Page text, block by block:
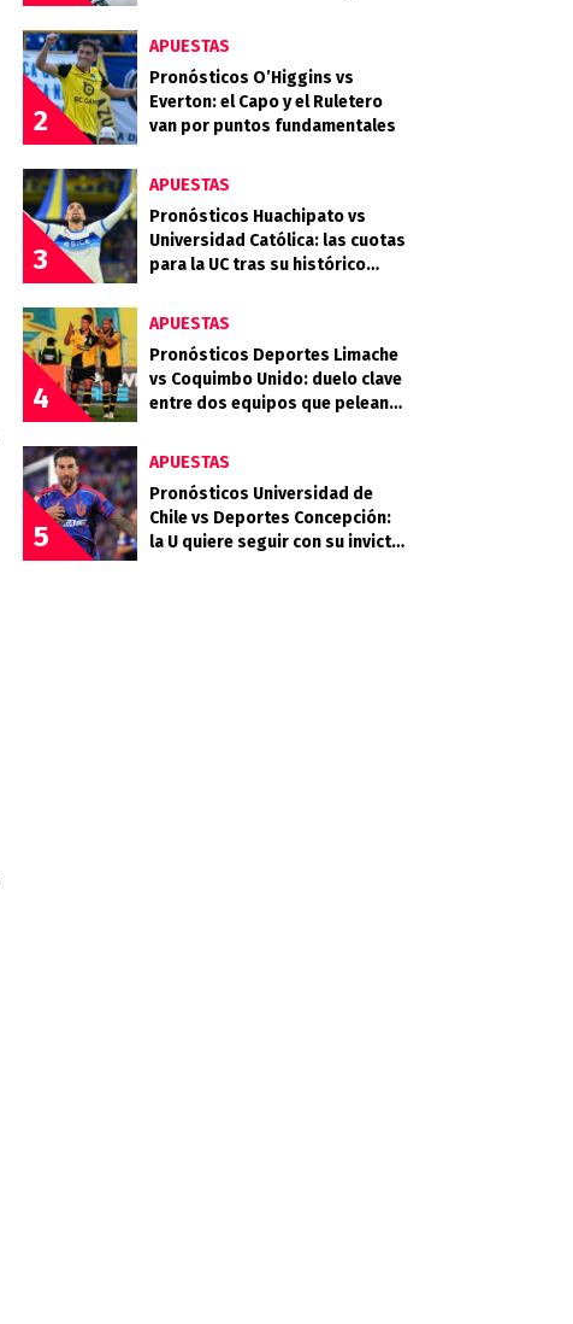
2
APUESTAS
Pronósticos O’Higgins vs
Everton: el Capo y el Ruletero
van por puntos fundamentales
3
APUESTAS
Pronósticos Huachipato vs
Universidad Católica: las cuotas
para la UC tras su histórico
4
APUESTAS
Pronósticos Deportes Limache
vs Coquimbo Unido: duelo clave
entre dos equipos que pelean
5
APUESTAS
Pronósticos Universidad de
Chile vs Deportes Concepción:
la U quiere seguir con su invicto